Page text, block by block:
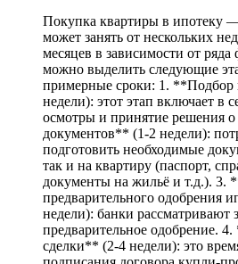
Покупка квартиры в ипотеку
может занять от нескольких
месяцев в зависимости от
можно выделить следующие
примерные сроки: 1. **Подбор
недели): этот этап включает в
осмотры и принятие решения
документов** (1-2 недели):
подготовить необходимые
так и на квартиру (паспорт,
документы на жильё и т.д.). 3.
предварительного одобрения
недели): банки рассматривают
предварительное одобрение.
сделки** (2-4 недели): это